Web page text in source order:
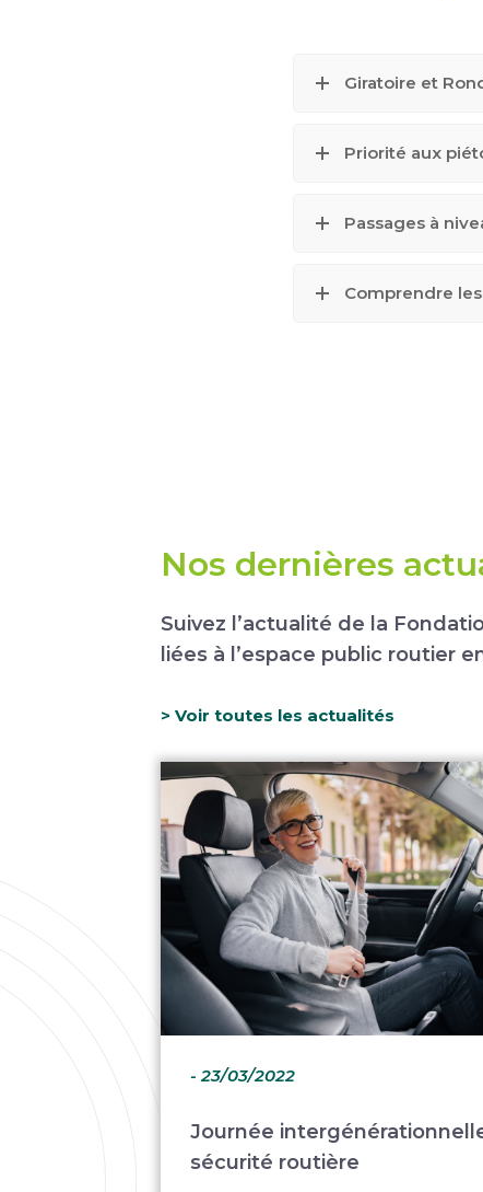
Giratoire et
Priorité aux
Passages à
Comprendre
Nos dernières
Suivez l’actualité de la
liées à l’espace public routier
> Voir toutes les actualités
- 23/03/2022
Journée
sécurité routière